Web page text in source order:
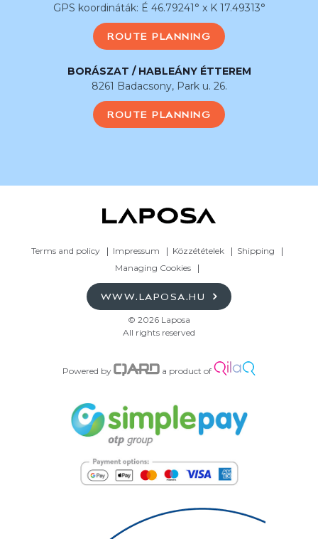
GPS koordináták: É 46.79241° x K 17.49313°
ROUTE PLANNING
BORÁSZAT / HABLEÁNY ÉTTEREM
8261 Badacsony, Park u. 26.
ROUTE PLANNING
Terms and policy Impressum Közzétételek
Shipping
Managing Cookies
WWW.LAPOSA.HU
© 2026 Laposa
All rights reserved
Powered by a product of